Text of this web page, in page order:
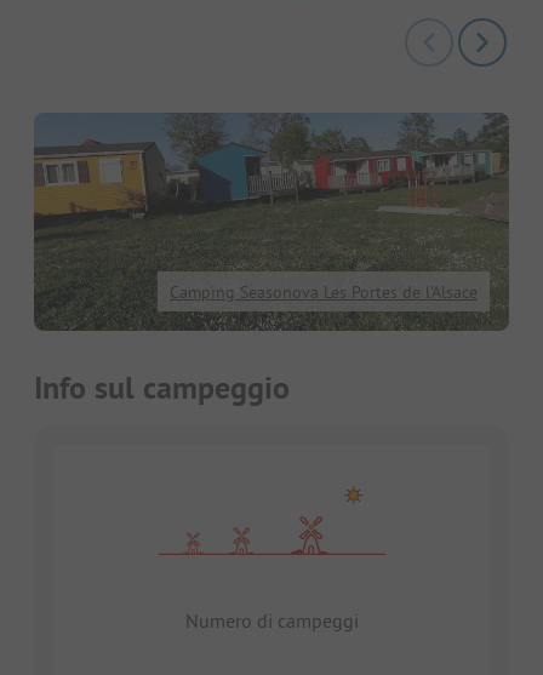
Camping Seasonova Les Portes de l'Alsace
Info sul campeggio
Numero di campeggi